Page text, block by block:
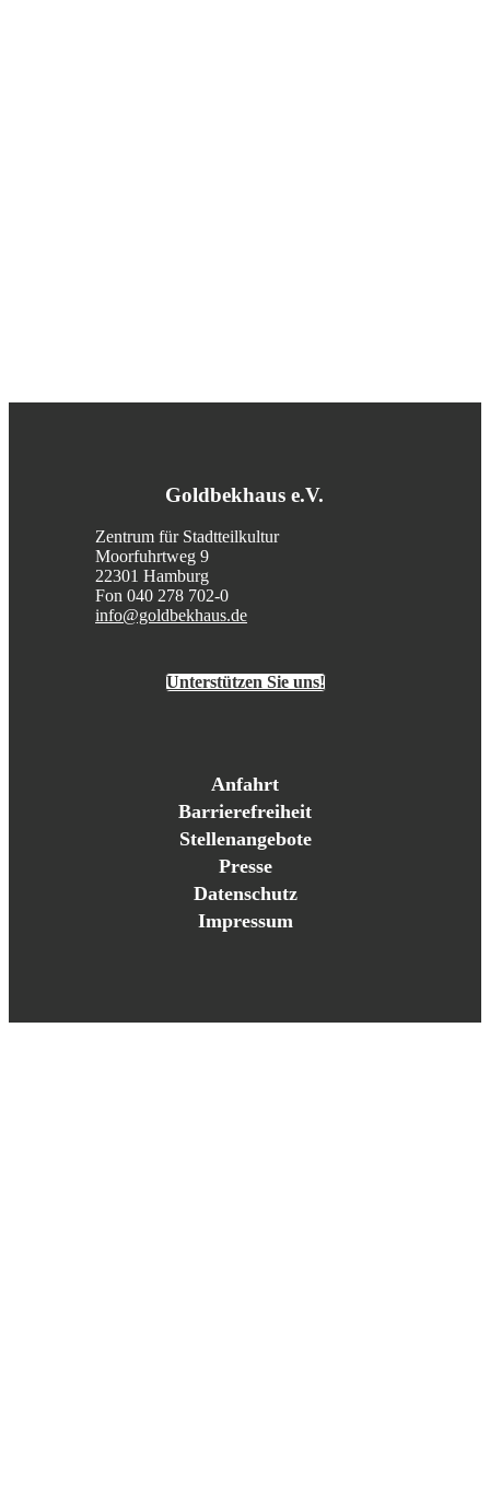
Goldbekhaus e.V.
Zentrum für Stadtteilkultur
Moorfuhrtweg 9
22301 Hamburg
Fon 040 278 702-0
info@goldbekhaus.de
Unterstützen Sie uns!
Anfahrt
Barrierefreiheit
Stellenangebote
Presse
Datenschutz
Impressum